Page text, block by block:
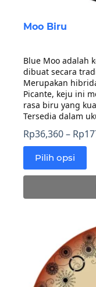
Moo Biru
Blue Moo adalah
dibuat secara
Merupakan
Picante, keju ini
rasa biru yang
Tersedia dalam
Rp36,360– Rp
Pilih opsi
Produk
ini
beberapa
diambil